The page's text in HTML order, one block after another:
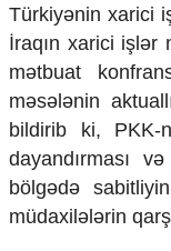
Mədəniyyət
Diaspor
Yüksəliş
Zəfər Diasporu
Səhiyyə
Ailə və uşaq
Turizm
İqtisadiyyat
Türkiyənin xarici
İraqın xarici işlər
mətbuat
məsələnin
bildirib ki, PKK-
dayandırması
bölgədə
müdaxilələrin